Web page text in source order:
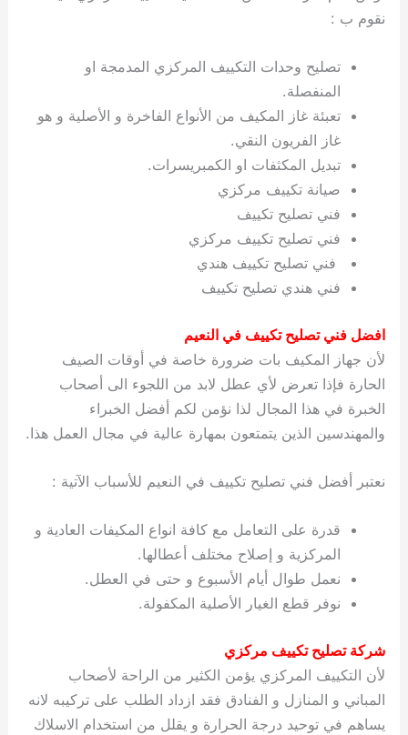
نقوم ب :
تصليح وحدات التكييف المركزي المدمجة او
المنفصلة.
تعبئة غاز المكيف من الأنواع الفاخرة و الأصلية و هو
غاز الفريون النقي.
تبديل المكثفات او الكمبريسرات.
صيانة تكييف مركزي
فني تصليح تكييف
فني تصليح تكييف مركزي
فني تصليح تكييف هندي
فني هندي تصليح تكييف
افضل فني تصليح تكييف في النعيم
لأن جهاز المكيف بات ضرورة خاصة في أوقات الصيف
الحارة فإذا تعرض لأي عطل لابد من اللجوء الى أصحاب
الخبرة في هذا المجال لذا نؤمن لكم أفضل الخبراء
والمهندسين الذين يتمتعون بمهارة عالية في مجال العمل هذا.
نعتبر أفضل فني تصليح تكييف في النعيم للأسباب الآتية :
قدرة على التعامل مع كافة انواع المكيفات العادية و
المركزية و إصلاح مختلف أعطالها.
نعمل طوال أيام الأسبوع و حتى في العطل.
نوفر قطع الغيار الأصلية المكفولة.
شركة تصليح تكييف مركزي
لأن التكييف المركزي يؤمن الكثير من الراحة لأصحاب
المباني و المنازل و الفنادق فقد ازداد الطلب على تركيبه لانه
يساهم في توحيد درجة الحرارة و يقلل من استخدام الاسلاك